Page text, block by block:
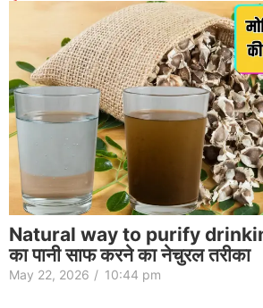
Natural way to purify
का पानी साफ करने का नेचुरल तरीका
May 22, 2026 / 10:44 pm